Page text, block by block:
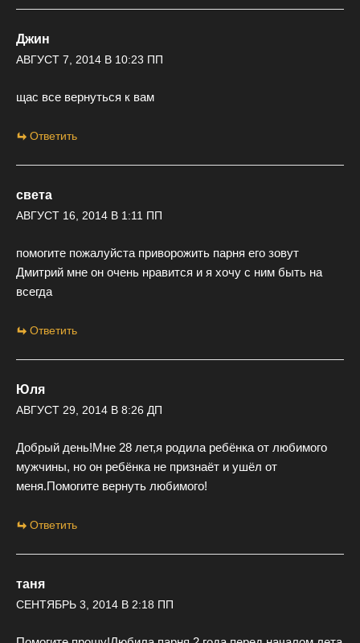
Джин
АВГУСТ 7, 2014 В 10:23 ПП
щас все вернуться к вам
Ответить
света
АВГУСТ 16, 2014 В 1:11 ПП
помогите пожалуйста приворожить парня его зовут
Дмитрий мне он очень нравится и я хочу с ним быть на
всегда
Ответить
Юля
АВГУСТ 29, 2014 В 8:26 ДП
Добрый день!Мне 28 лет,я родила ребёнка от любимого
мужчины, но он ребёнка не признаёт и ушёл от
меня.Помогите вернуть любимого!
Ответить
таня
СЕНТЯБРЬ 3, 2014 В 2:18 ПП